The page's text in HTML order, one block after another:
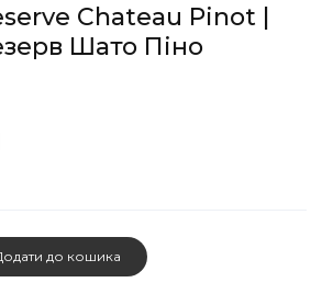
Chateau Pinot |
Шато Піно
до кошика